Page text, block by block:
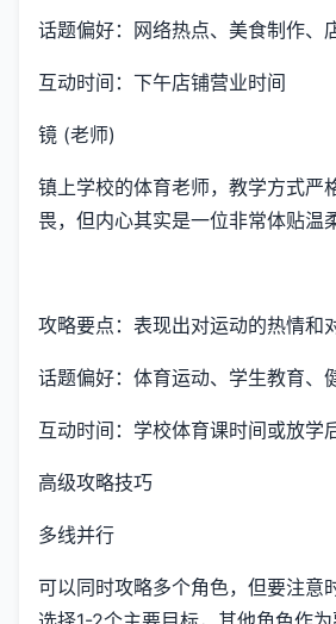
话题偏好：网络热点、美食制作、
互动时间：下午店铺营业时间
镜 (老师)
镇上学校的体育老师，教学方式严
畏，但内心其实是一位非常体贴温
攻略要点：表现出对运动的热情和
话题偏好：体育运动、学生教育、
互动时间：学校体育课时间或放学
高级攻略技巧
多线并行
可以同时攻略多个角色，但要注意